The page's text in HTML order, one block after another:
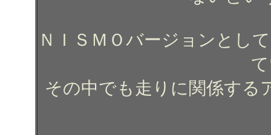
ＮＩＳＭＯバージョンとし
その中でも走りに関係する